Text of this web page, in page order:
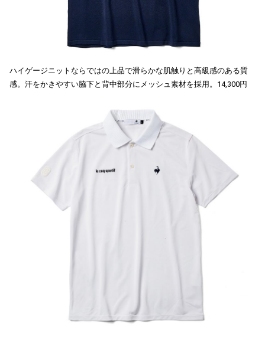
ハイゲージニットならではの上品で滑らかな肌触りと高級感のある質
感。汗をかきやすい脇下と背中部分にメッシュ素材を採用。14,300円